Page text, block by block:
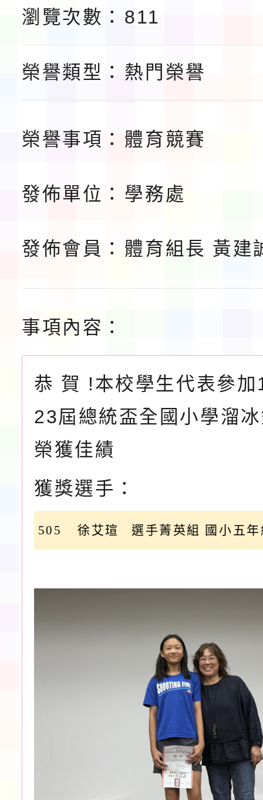
告(不再辦理後續甄選)
賽實施要點」1份
本市「115學年度學生
程安排一案
「桃園市補助參觀特色
請一案
瀏覽次數： 811
榮譽類型： 熱門榮譽
榮譽事項： 體育競賽
發佈單位： 學務處
發佈會員： 體育組長 黃建
事項內容：
恭 賀 !本校學生代表參
23屆總統盃全國小學溜
榮獲佳績
獲獎選手：
505 徐艾瑄 選手菁英組 國小五